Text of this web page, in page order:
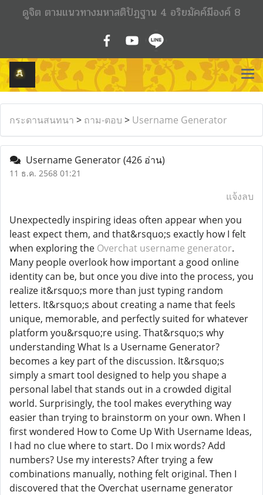
ดูจิต ตามแนวทางมหาสติปัฏฐาน 4 อริยมัคค์มีองค์ 8
กระดานสนทนา > ถาม-ตอบ > Username Generator
Username Generator(426 อ่าน)
11 ธ.ค. 2568 01:21
แจ้งลบ
Unexpectedly inspiring ideas often appear when you
least expect them, and that&rsquo;s exactly how I felt
when exploring the Overchat username generator.
Many people overlook how important a good online
identity can be, but once you dive into the process, you
realize it&rsquo;s more than just typing random
letters. It&rsquo;s about creating a name that feels
unique, memorable, and perfectly suited for whatever
platform you&rsquo;re using. That&rsquo;s why
understanding What Is a Username Generator?
becomes a key part of the discussion. It&rsquo;s
simply a smart tool designed to help you shape a
personal label that stands out in a crowded digital
world. Surprisingly, the tool makes everything way
easier than trying to brainstorm on your own. When I
first wondered How to Come Up With Username Ideas,
I had no clue where to start. Do I mix words? Add
numbers? Use my interests? After trying a few
combinations manually, nothing felt original. Then I
discovered that the Overchat username generator